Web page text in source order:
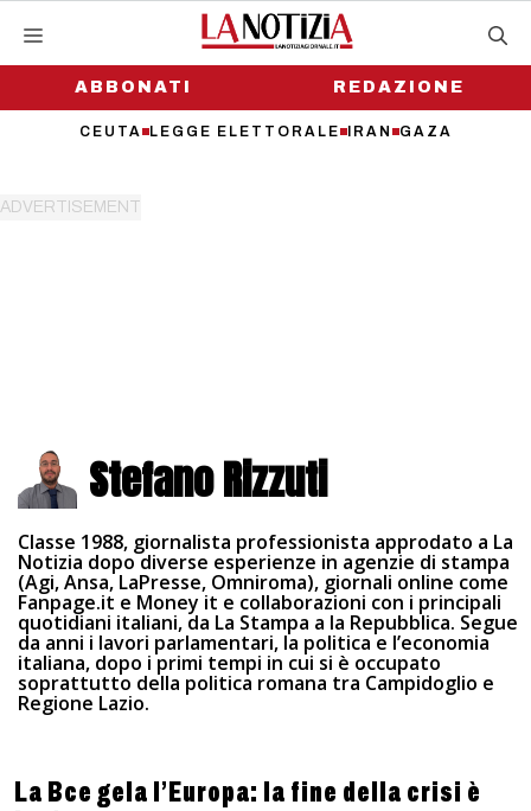
contenutoABBONATI
CEUTA LEGGE ELETTORALE IRAN GAZA
REDAZIONE
Stefano Rizzuti
Classe 1988, giornalista professionista approdato a La
Notizia dopo diverse esperienze in agenzie di stampa
(Agi, Ansa, LaPresse, Omniroma), giornali online come
Fanpage.it e Money it e collaborazioni con i principali
quotidiani italiani, da La Stampa a la Repubblica. Segue
da anni i lavori parlamentari, la politica e l’economia
italiana, dopo i primi tempi in cui si è occupato
soprattutto della politica romana tra Campidoglio e
Regione Lazio.
La Bce gela l’Europa: la fine della crisi è